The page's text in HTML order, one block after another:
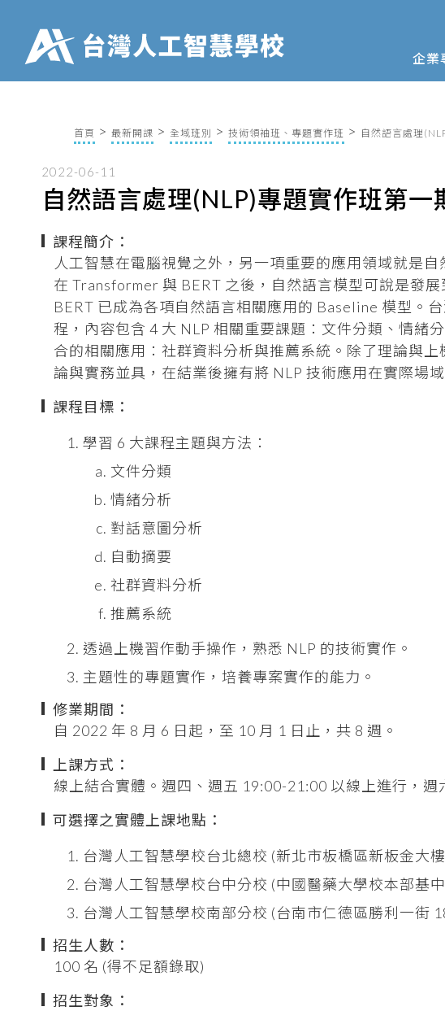
企業
首頁 最新開課 全域班別 技術領袖班、專題實作班 自然語言處理
2022-06-11
自然語言處理(NLP)專題實作班第一
課程簡介：
人工智慧在電腦視覺之外，另一項重要的應用領域就是
在 Transformer 與 BERT 之後，自然語言模型可說是發
BERT 已成為各項自然語言相關應用的 Baseline 模型。
程，內容包含 4 大 NLP 相關重要課題：文件分類、情緒
合的相關應用：社群資料分析與推薦系統。除了理論與
論與實務並具，在結業後擁有將 NLP 技術應用在實際場域
課程目標：
學習 6 大課程主題與方法：
文件分類
情緒分析
對話意圖分析
自動摘要
社群資料分析
推薦系統
透過上機習作動手操作，熟悉 NLP 的技術實作。
主題性的專題實作，培養專案實作的能力。
修業期間：
自 2022 年 8 月 6 日起，至 10 月 1 日止，共 8 週。
上課方式：
線上結合實體。週四、週五 19:00-21:00 以線上進行，
可選擇之實體上課地點：
台灣人工智慧學校台北總校 (新北市板橋區新板金大
台灣人工智慧學校台中分校 (中國醫藥大學校本部基
台灣人工智慧學校南部分校 (台南市仁德區勝利一街
招生人數：
100 名 (得不足額錄取)
招生對象：